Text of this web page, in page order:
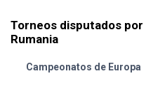
Torneos disputados por
Rumania
Campeonatos de Europa